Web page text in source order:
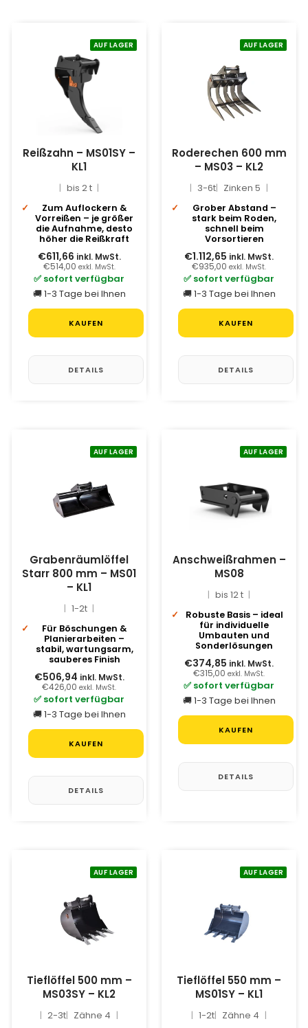
AUF LAGER
Reißzahn – MS01SY –
KL1
bis 2 t
Zum Auflockern &
Vorreißen – je größer
die Aufnahme, desto
höher die Reißkraft
€611,66 inkl. MwSt.
€514,00 exkl. MwSt.
✅ sofort verfügbar
🚚 1-3 Tage bei Ihnen
KAUFEN
DETAILS
AUF LAGER
Roderechen 600 mm
– MS03 – KL2
3-6t Zinken 5
Grober Abstand –
stark beim Roden,
schnell beim
Vorsortieren
€1.112,65 inkl. MwSt.
€935,00 exkl. MwSt.
✅ sofort verfügbar
🚚 1-3 Tage bei Ihnen
KAUFEN
DETAILS
AUF LAGER
Grabenräumlöffel
Starr 800 mm – MS01
– KL1
1-2t
Für Böschungen &
Planierarbeiten –
stabil, wartungsarm,
sauberes Finish
€506,94 inkl. MwSt.
€426,00 exkl. MwSt.
✅ sofort verfügbar
🚚 1-3 Tage bei Ihnen
KAUFEN
DETAILS
AUF LAGER
Anschweißrahmen –
MS08
bis 12 t
Robuste Basis – ideal
für individuelle
Umbauten und
Sonderlösungen
€374,85 inkl. MwSt.
€315,00 exkl. MwSt.
✅ sofort verfügbar
🚚 1-3 Tage bei Ihnen
KAUFEN
DETAILS
AUF LAGER
Tieflöffel 500 mm –
MS03SY – KL2
2-3t Zähne 4
AUF LAGER
Tieflöffel 550 mm –
MS01SY – KL1
1-2t Zähne 4